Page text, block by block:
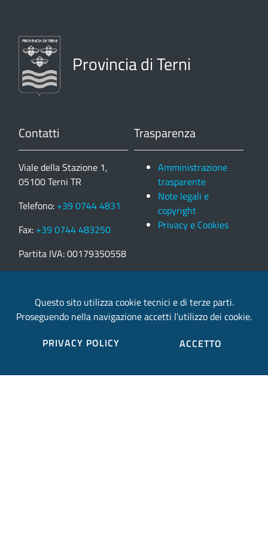
Provincia di Terni
Contatti
Viale della Stazione 1,
05100 Terni TR
Telefono: +39 0744 4831
Fax: +39 0744 483250
Partita IVA: 00179350558
provincia.terni@postacert.umbria.it
Trasparenza
Amministrazione
trasparente
Note legali e
copyright
Privacy e Cookies
Credits
Sito web realizzato in collaborazione conGruppo
Questo sito utilizza cookie tecnici e di terze parti.
Proseguendo nella navigazione accetti l’utilizzo dei cookie.
PRIVACY POLICY
ACCETTO